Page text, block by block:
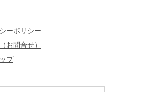
ーポリシー
お問合せ）
プ